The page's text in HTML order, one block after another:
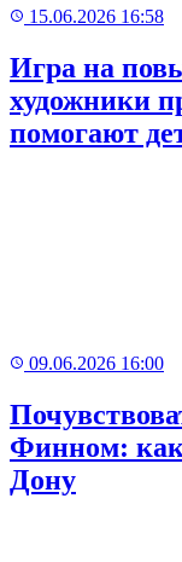
15.06.2026 16:58
Игра на
художники
помогают
09.06.2026 16:00
Финном: как
Дону